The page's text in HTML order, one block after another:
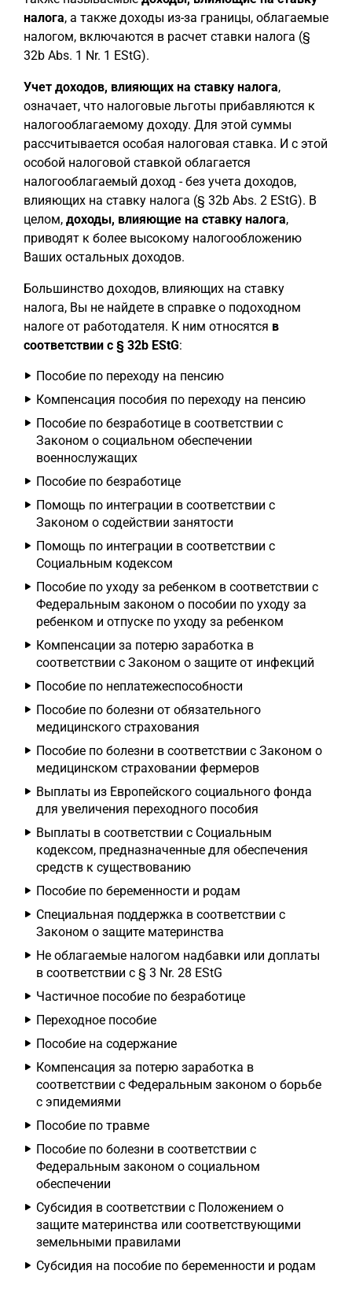
налога, а также доходы из-за границы, облагаемые
налогом, включаются в расчет ставки налога (§
32b Abs. 1 Nr. 1 EStG).
Учет доходов, влияющих на ставку налога,
означает, что налоговые льготы прибавляются к
налогооблагаемому доходу. Для этой суммы
рассчитывается особая налоговая ставка. И с этой
особой налоговой ставкой облагается
налогооблагаемый доход - без учета доходов,
влияющих на ставку налога (§ 32b Abs. 2 EStG). В
целом, доходы, влияющие на ставку налога,
приводят к более высокому налогообложению
Ваших остальных доходов.
Большинство доходов, влияющих на ставку
налога, Вы не найдете в справке о подоходном
налоге от работодателя. К ним относятся в
соответствии с § 32b EStG:
Пособие по переходу на пенсию
Компенсация пособия по переходу на пенсию
Пособие по безработице в соответствии с
Законом о социальном обеспечении
военнослужащих
Пособие по безработице
Помощь по интеграции в соответствии с
Законом о содействии занятости
Помощь по интеграции в соответствии с
Социальным кодексом
Пособие по уходу за ребенком в соответствии с
Федеральным законом о пособии по уходу за
ребенком и отпуске по уходу за ребенком
Компенсации за потерю заработка в
соответствии с Законом о защите от инфекций
Пособие по неплатежеспособности
Пособие по болезни от обязательного
медицинского страхования
Пособие по болезни в соответствии с Законом о
медицинском страховании фермеров
Выплаты из Европейского социального фонда
для увеличения переходного пособия
Выплаты в соответствии с Социальным
кодексом, предназначенные для обеспечения
средств к существованию
Пособие по беременности и родам
Специальная поддержка в соответствии с
Законом о защите материнства
Не облагаемые налогом надбавки или доплаты
в соответствии с § 3 Nr. 28 EStG
Частичное пособие по безработице
Переходное пособие
Пособие на содержание
Компенсация за потерю заработка в
соответствии с Федеральным законом о борьбе
с эпидемиями
Пособие по травме
Пособие по болезни в соответствии с
Федеральным законом о социальном
обеспечении
Субсидия в соответствии с Положением о
защите материнства или соответствующими
земельными правилами
Субсидия на пособие по беременности и родам